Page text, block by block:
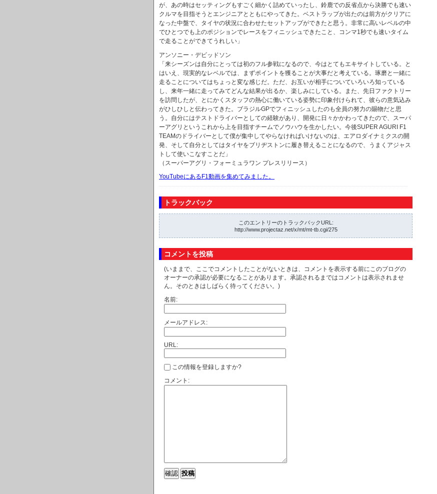
が、あの時はセッティングもすごく細かく詰めていったし、鈴鹿での反省点から決勝でも速い
クルマを目指そうとエンジニアとともにやってきた。ベストラップが出たのは前方がクリアに
なった中盤で、タイヤの状況に合わせたセットアップができたと思う。非常に高いレベルの中
でひとつでも上のポジションでレースをフィニッシュできたこと、コンマ1秒でも速いタイム
で走ることができてうれしい」
アンソニー・デビッドソン
「来シーズンは自分にとっては初のフル参戦になるので、今はとてもエキサイトしている。と
はいえ、現実的なレベルでは、まずポイントを獲ることが大事だと考えている。琢磨と一緒に
走ることについてはちょっと変な感じだ。ただ、お互いが相手についていろいろ知っている
し、来年一緒に走ってみてどんな結果が出るか、楽しみにしている。また、先日ファクトリー
を訪問したが、とにかくスタッフの熱心に働いている姿勢に印象付けられて、彼らの意気込み
がひしひしと伝わってきた。ブラジルGPでフィニッシュしたのも全員の努力の賜物だと思
う。自分にはテストドライバーとしての経験があり、開発に日々かかわってきたので、スーパ
ーアグリというこれから上を目指すチームでノウハウを生かしたい。今後SUPER AGURI F1
TEAMのドライバーとして僕が集中してやらなければいけないのは、エアロダイナミクスの開
発、そして自分としてはタイヤをブリヂストンに履き替えることになるので、うまくアジャス
トして使いこなすことだ」
（スーパーアグリ・フォーミュラワン プレスリリース）
YouTubeにあるF1動画を集めてみました。
トラックバック
このエントリーのトラックバックURL:
http://www.projectaz.net/x/mt/mt-tb.cgi/275
コメントを投稿
(いままで、ここでコメントしたことがないときは、コメントを表示する前にこのブログの
オーナーの承認が必要になることがあります。承認されるまではコメントは表示されませ
ん。そのときはしばらく待ってください。)
名前:
メールアドレス:
URL:
この情報を登録しますか?
コメント: